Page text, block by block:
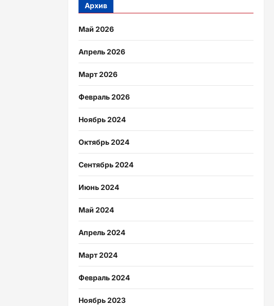
Архив
Май 2026
Апрель 2026
Март 2026
Февраль 2026
Ноябрь 2024
Октябрь 2024
Сентябрь 2024
Июнь 2024
Май 2024
Апрель 2024
Март 2024
Февраль 2024
Ноябрь 2023